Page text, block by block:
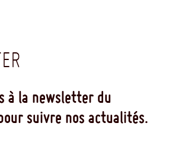
à la newsletter du
suivre nos actualités.